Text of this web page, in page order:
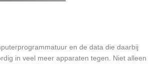
en de data die daarbij
in veel meer apparaten tegen. Niet alleen